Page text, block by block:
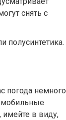
снять с
полусинтетика.
погода немного
в виду,